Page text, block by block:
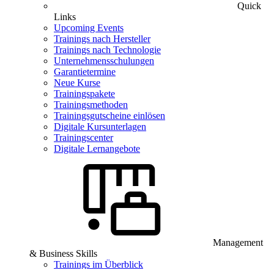
Quick
Links
Upcoming Events
Trainings nach Hersteller
Trainings nach Technologie
Unternehmensschulungen
Garantietermine
Neue Kurse
Trainingspakete
Trainingsmethoden
Trainingsgutscheine einlösen
Digitale Kursunterlagen
Trainingscenter
Digitale Lernangebote
Management
& Business Skills
Trainings im Überblick